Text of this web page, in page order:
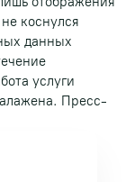
коснулся
данных
услуги
Пресс-